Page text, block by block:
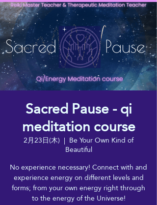
Sacred Pause - qi
meditation course
2月23日(木)
  |
Be Your Own Kind of
Beautiful
No experience necessary! Connect with and
experience energy on different levels and
forms; from your own energy right through
to the energy of the Universe!